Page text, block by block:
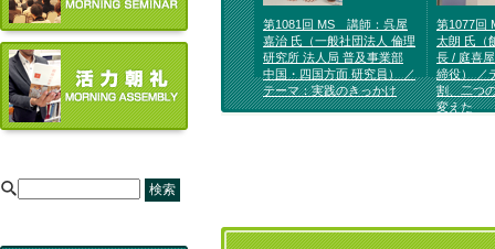
第1081回 MS 講師：呉屋
嘉治 氏（一般社団法人 倫理
研究所 法人局 普及事業部
中国・四国方面 研究員） ／
テーマ：実践のきっかけ
第1077回
太朗 氏（
長 / 庭喜
締役） ／
割、二つ
変えた
[